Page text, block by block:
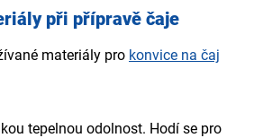
při přípravě čaje
materiály pro konvice na čaj
tepelnou odolnost. Hodí se pro